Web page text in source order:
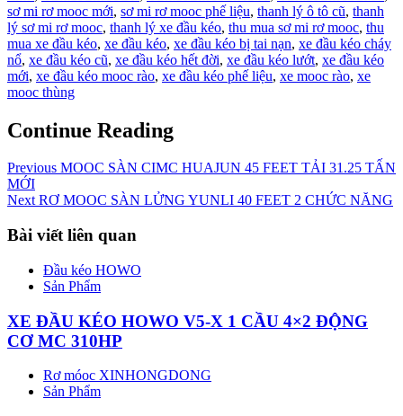
sơ mi rơ mooc mới, sơ mi rơ mooc phế liệu, thanh lý ô tô cũ, thanh
lý sơ mi rơ mooc, thanh lý xe đầu kéo, thu mua sơ mi rơ mooc, thu
mua xe đầu kéo, xe đầu kéo, xe đầu kéo bị tai nạn, xe đầu kéo cháy
nổ, xe đầu kéo cũ, xe đầu kéo hết đời, xe đầu kéo lướt, xe đầu kéo
mới, xe đầu kéo mooc rào, xe đầu kéo phế liệu, xe mooc rào, xe
mooc thùng
Continue Reading
Previous MOOC SÀN CIMC HUAJUN 45 FEET TẢI 31.25 TẤN
MỚI
NextRƠ MOOC SÀN LỬNG YUNLI 40 FEET 2 CHỨC NĂNG
Bài viết liên quan
Đầu kéo HOWO
Sản Phẩm
XE ĐẦU KÉO HOWO V5-X 1 CẦU 4×2 ĐỘNG
CƠ MC 310HP
Rơ móoc XINHONGDONG
Sản Phẩm